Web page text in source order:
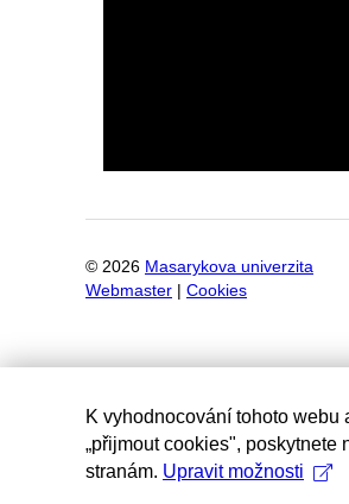
© 2026 Masarykova univerzita
Webmaster
Cookies
K vyhodnocování tohoto
„přijmout cookies",
stranám. Upravit možnosti